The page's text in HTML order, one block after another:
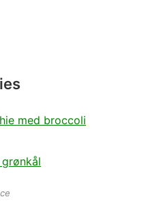
med broccoli